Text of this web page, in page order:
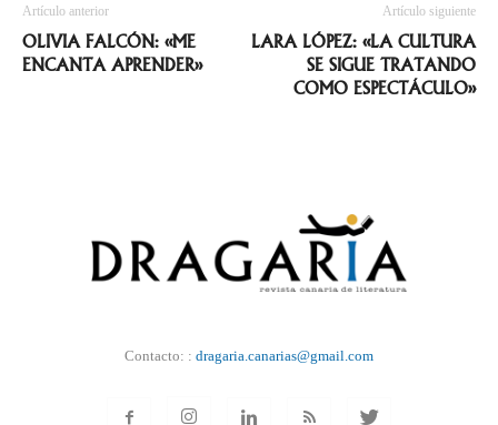
Artículo anterior
OLIVIA FALCÓN: «ME
ENCANTA APRENDER»
Artículo siguiente
LARA LÓPEZ: «LA CULTURA
SE SIGUE TRATANDO
COMO ESPECTÁCULO»
Contacto: : dragaria.canarias@gmail.com